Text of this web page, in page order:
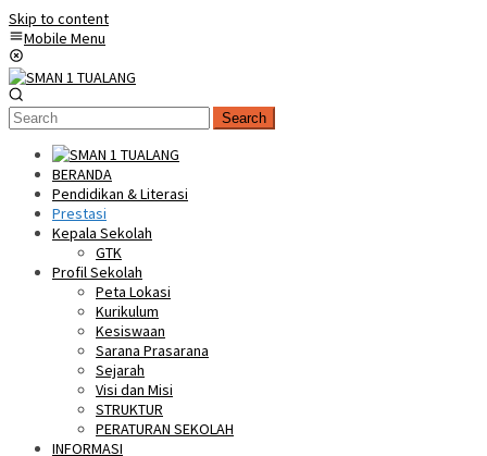
Skip to content
Mobile Menu
Search
BERANDA
Pendidikan & Literasi
Prestasi
Kepala Sekolah
GTK
Profil Sekolah
Peta Lokasi
Kurikulum
Kesiswaan
Sarana Prasarana
Sejarah
Visi dan Misi
STRUKTUR
PERATURAN SEKOLAH
INFORMASI